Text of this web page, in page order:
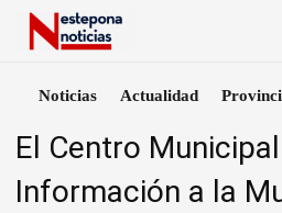
Noticias Actualidad
El Centro
Información a la